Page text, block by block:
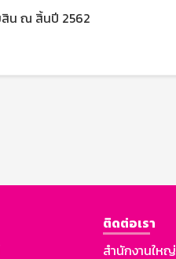
สิน ณ สิ้นปี 2562
ติดต่อเรา
สำนักงานใหญ่